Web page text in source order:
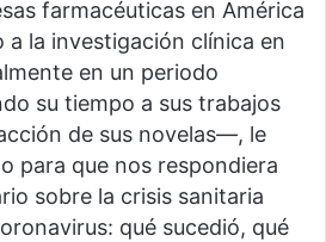
farmacéuticas en América
a la investigación clínica en
en un periodo
su tiempo a sus trabajos
de sus novelas—, le
para que nos respondiera
sobre la crisis sanitaria
qué sucedió, qué